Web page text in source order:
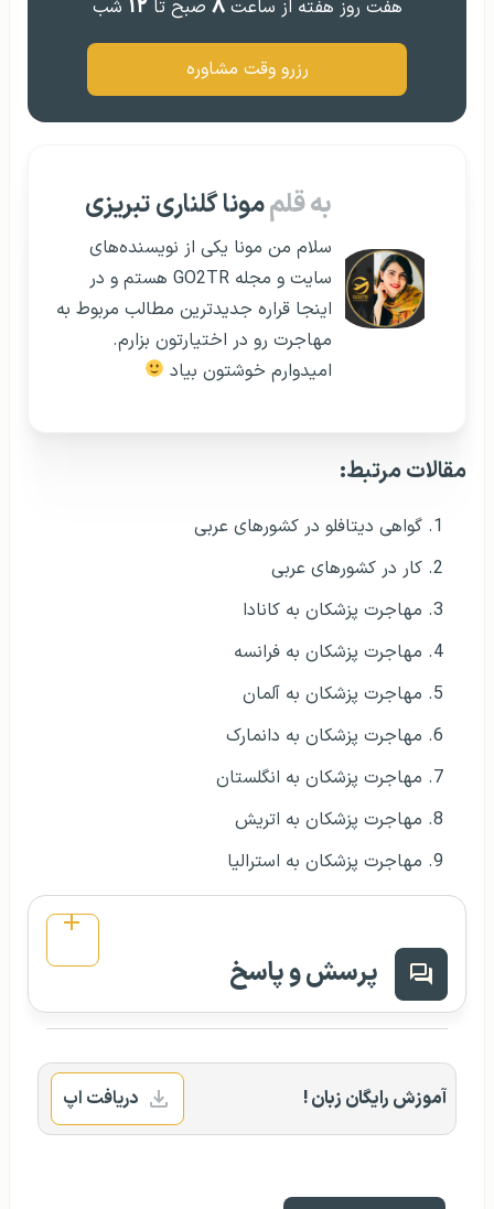
هفت روز هفته از ساعت۸ صبح تا ۱۲ شب
رزرو وقت مشاوره
به قلممونا گلناری تبریزی
سلام من مونا یکی از نویسنده‌های
سایت و مجله GO2TR هستم و در
اینجا قراره جدیدترین مطالب مربوط به
مهاجرت رو در اختیارتون بزارم.
امیدوارم خوشتون بیاد
مقالات مرتبط:
گواهی دیتافلو در کشورهای عربی
کار در کشورهای عربی
مهاجرت پزشکان به کانادا
مهاجرت پزشکان به فرانسه
مهاجرت پزشکان به آلمان
مهاجرت پزشکان به دانمارک
مهاجرت پزشکان به انگلستان
مهاجرت پزشکان به اتریش
مهاجرت پزشکان به استرالیا
پرسش و پاسخ
آموزش رایگان زبان ! دریافت اپ